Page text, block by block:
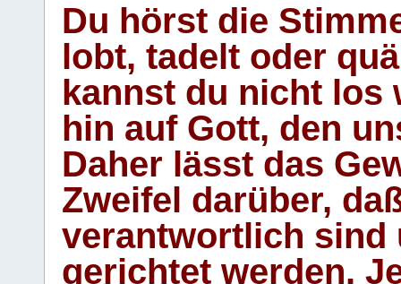
Du hörst die
lobt, tadelt oder
kannst du nicht los
hin auf Gott, den
Daher lässt das
Zweifel darüber,
verantwortlich sind
gerichtet werden.